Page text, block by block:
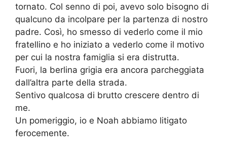
tornato. Col senno di poi, avevo solo bisogno di
qualcuno da incolpare per la partenza di nostro
padre. Così, ho smesso di vederlo come il mio
fratellino e ho iniziato a vederlo come il motivo
per cui la nostra famiglia si era distrutta.
Fuori, la berlina grigia era ancora parcheggiata
dall’altra parte della strada.
Sentivo qualcosa di brutto crescere dentro di
me.
Un pomeriggio, io e Noah abbiamo litigato
ferocemente.